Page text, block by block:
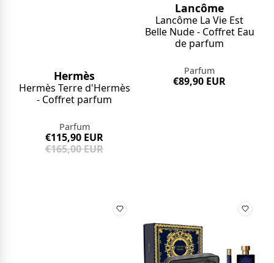
Hermès
Hermès Terre d'Hermès
- Coffret parfum
Parfum
€115,90 EUR
€165,00 EUR
Lancôme
Lancôme La Vie Est
Belle Nude - Coffret Eau
de parfum
Parfum
€89,90 EUR